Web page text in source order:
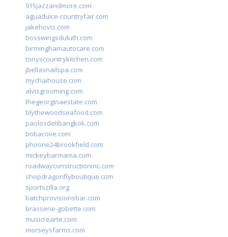
915jazzandmore.com
aguadulce-countryfair.com
jakehovis.com
bosswingsduluth.com
birminghamautocare.com
tonyscountrykitchen.com
jbellasnailspa.com
mychaihouse.com
alvisgrooming.com
thegeorginaestate.com
blythewoodseafood.com
paolosdelibangkok.com
bobacove.com
phoone24brookfield.com
mickeybarmama.com
roadwayconstructioninc.com
shopdragonflyboutique.com
sportszilla.org
batchprovisionsbar.com
brasserie-gobette.com
musicrearte.com
morseysfarms.com